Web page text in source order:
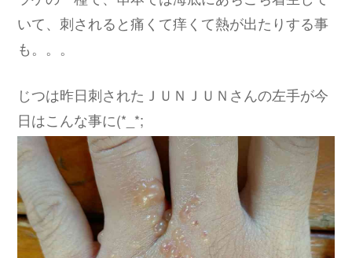
いて、刺されると痛くて痒くて熱が出たりする事
も。。。
じつは昨日刺されたＪＵＮＪＵＮさんの左手が今
日はこんな事に(*_*;